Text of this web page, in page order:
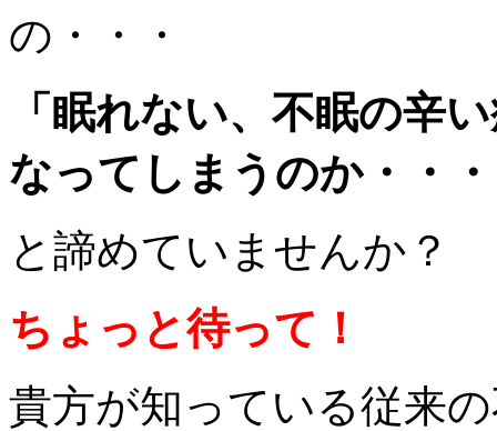
の・・・
「眠れない、不眠の辛
なってしまうのか・・
と諦めていませんか？
ちょっと待って！
貴方が知っている従来